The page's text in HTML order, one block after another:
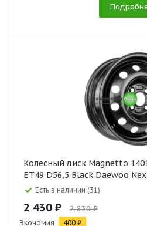
Колесный диск Magnetto
ET49 D56,5 Black Daewoo
Есть в наличии (31)
2 430 ₽ 2 830 ₽
Экономия 400 ₽